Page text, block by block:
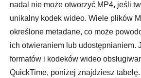
nadal nie może otworzyć MP4, jeśli
unikalny kodek wideo. Wiele plików
określone metadane, co może
ich otwieraniem lub udostępnianiem.
formatów i kodeków wideo
QuickTime, poniżej znajdziesz tabelę.